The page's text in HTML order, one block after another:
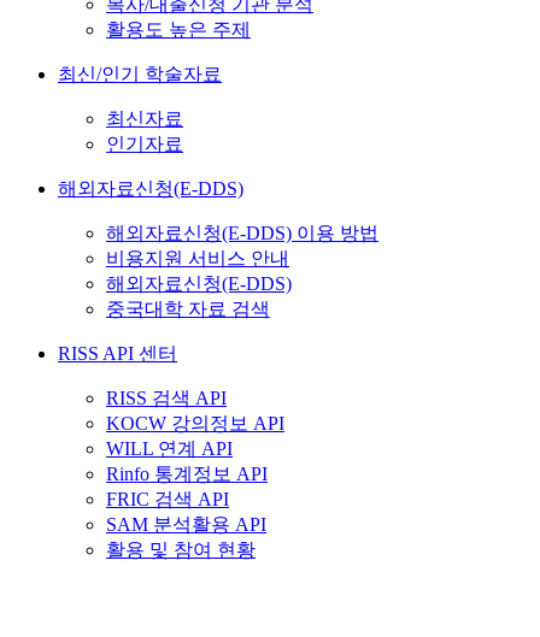
복사/대출신청 기관 분석
활용도 높은 주제
최신/인기 학술자료
최신자료
인기자료
해외자료신청(E-DDS)
해외자료신청(E-DDS) 이용 방법
비용지원 서비스 안내
해외자료신청(E-DDS)
중국대학 자료 검색
RISS API 센터
RISS 검색 API
KOCW 강의정보 API
WILL 연계 API
Rinfo 통계정보 API
FRIC 검색 API
SAM 분석활용 API
활용 및 참여 현황